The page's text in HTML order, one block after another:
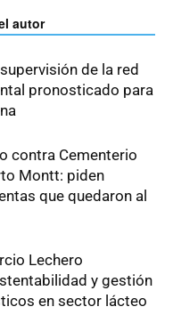
autor
de la red
pronosticado para
contra Cementerio
Montt: piden
que quedaron al
Lechero
y gestión
en sector lácteo